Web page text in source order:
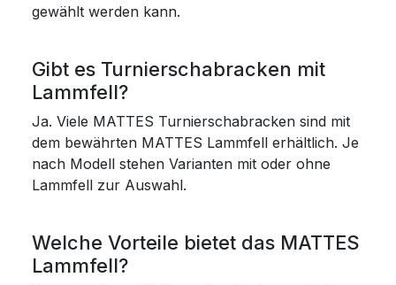
gewählt werden kann.
Gibt es Turnierschabracken mit
Lammfell?
Ja. Viele MATTES Turnierschabracken sind mit
dem bewährten MATTES Lammfell erhältlich. Je
nach Modell stehen Varianten mit oder ohne
Lammfell zur Auswahl.
Welche Vorteile bietet das MATTES
Lammfell?